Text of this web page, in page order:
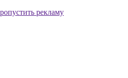
рекламу